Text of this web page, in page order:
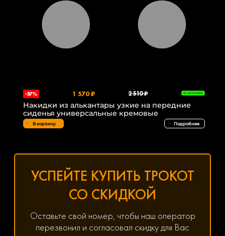
-37% 1 570 ₽ 2 510 ₽ В НАЛИЧИИ
Накидки из алькантары узкие на передние
сиденья универсальные кремовые
В корзину Подробнее
УСПЕЙТЕ КУПИТЬ ТРОКОТ
СО СКИДКОЙ
Оставьте свой номер, чтобы наш оператор
перезвонил и согласовал скидку для Вас